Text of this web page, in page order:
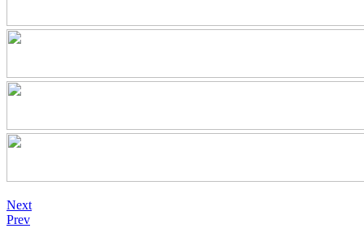
Next
Prev